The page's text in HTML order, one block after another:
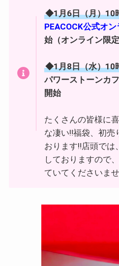
◆1月6日（月）10
PEACOCK公式オ
始（オンライン限定
◆1月8日（水）10
パワーストーンカ
開始
たくさんの皆様に
な凄い‼️福袋、初売
おります‼️店頭では
しておりますので
ていてくださいま